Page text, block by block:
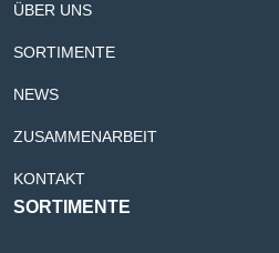
ÜBER UNS
SORTIMENTE
NEWS
ZUSAMMENARBEIT
KONTAKT
SORTIMENTE